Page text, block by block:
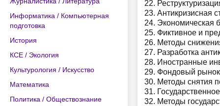
Информатика / Компьютерная
подготовка
История
КСЕ / Экология
Культурология / Искусство
Математика
Политика / Обществознание
Антикризисная
Экономическая
Фиктивное и
Методы
Разработка
Иностранные
Фондовый рынок
Методы снятия
Методы